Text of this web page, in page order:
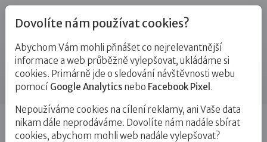
Blog
Příspěvek
Úvod Blog PPPD
Děti, které mají v anamnéze
žloutenku typu C, mají prognózu…
Dovolíte nám používat cookies?
Abychom Vám mohli přinášet co nejrelevantnější
informace a web průběžně vylepšovat, ukládáme si
cookies. Primárně jde o sledování návštěvnosti webu
pomocí Google Analytics nebo Facebook Pixel .
Nepoužíváme cookies na cílení reklamy, ani Vaše data
nikam dále neprodáváme. Dovolíte nám nadále sbírat
cookies, abychom mohli web nadále vylepšovat?